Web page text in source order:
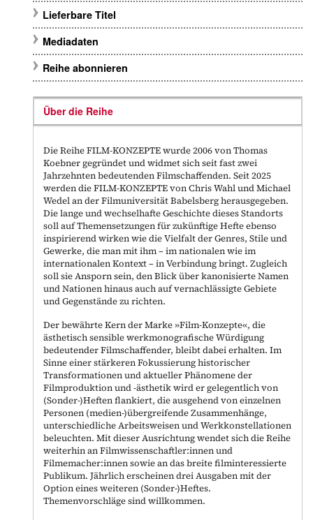
Lieferbare Titel
Mediadaten
Reihe abonnieren
Über die Reihe
Die Reihe FILM-KONZEPTE wurde 2006 von Thomas
Koebner gegründet und widmet sich seit fast zwei
Jahrzehnten bedeutenden Filmschaffenden. Seit 2025
werden die FILM-KONZEPTE von Chris Wahl und Michael
Wedel an der Filmuniversität Babelsberg herausgegeben.
Die lange und wechselhafte Geschichte dieses Standorts
soll auf Themensetzungen für zukünftige Hefte ebenso
inspirierend wirken wie die Vielfalt der Genres, Stile und
Gewerke, die man mit ihm – im nationalen wie im
internationalen Kontext – in Verbindung bringt. Zugleich
soll sie Ansporn sein, den Blick über kanonisierte Namen
und Nationen hinaus auch auf vernachlässigte Gebiete
und Gegenstände zu richten.
Der bewährte Kern der Marke »Film-Konzepte«, die
ästhetisch sensible werkmonografische Würdigung
bedeutender Filmschaffender, bleibt dabei erhalten. Im
Sinne einer stärkeren Fokussierung historischer
Transformationen und aktueller Phänomene der
Filmproduktion und -ästhetik wird er gelegentlich von
(Sonder-)Heften flankiert, die ausgehend von einzelnen
Personen (medien-)übergreifende Zusammenhänge,
unterschiedliche Arbeitsweisen und Werkkonstellationen
beleuchten. Mit dieser Ausrichtung wendet sich die Reihe
weiterhin an Filmwissenschaftler:innen und
Filmemacher:innen sowie an das breite filminteressierte
Publikum. Jährlich erscheinen drei Ausgaben mit der
Option eines weiteren (Sonder-)Heftes.
Themenvorschläge sind willkommen.